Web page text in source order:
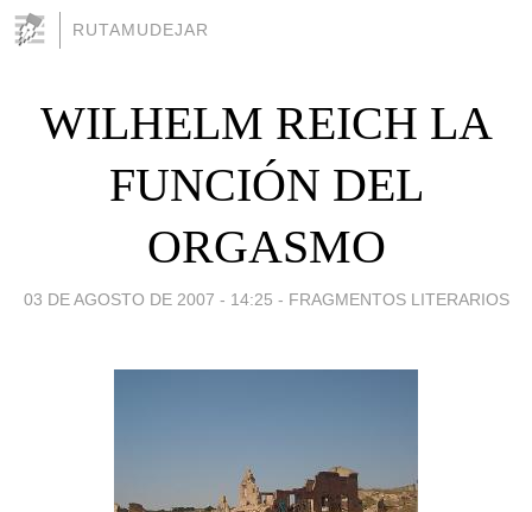
RUTAMUDEJAR
WILHELM REICH LA
FUNCIÓN DEL
ORGASMO
03 DE AGOSTO DE 2007 - 14:25 - FRAGMENTOS LITERARIOS